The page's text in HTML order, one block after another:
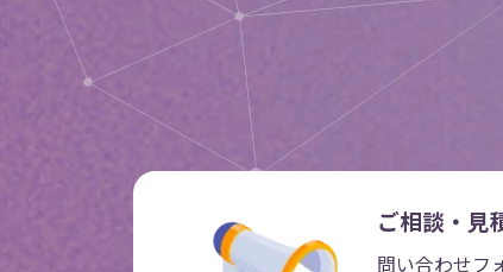
ご相談・見
問い合わせフ